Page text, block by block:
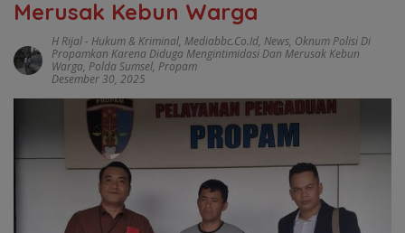
Merusak Kebun Warga
H Rijal- Hukum & Kriminal, Mediabbc.co.id, News, Oknum Polisi Di
Propamkan Karena Diduga Mengintimidasi Dan Merusak Kebun
Warga, Polda Sumsel, Propam
Desember 30, 2025